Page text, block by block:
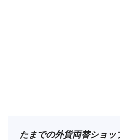
たまでの外貨両替ショッ